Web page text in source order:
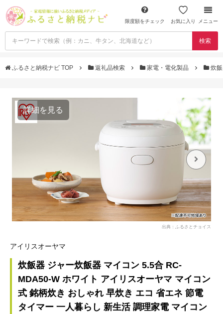
限度額をチェック お気に入り メニュー
検索
ふるさと納税ナビ TOP 返礼品検索 家電・電化製品 炊
詳細を見る
出典：ふるさとチョイス
アイリスオーヤマ
炊飯器 ジャー炊飯器 マイコン 5.5合 RC-
MDA50-W ホワイト アイリスオーヤマ マイコン
式 銘柄炊き おしゃれ 早炊き エコ 省エネ 節電
タイマー 一人暮らし 新生活 調理家電 マイコン